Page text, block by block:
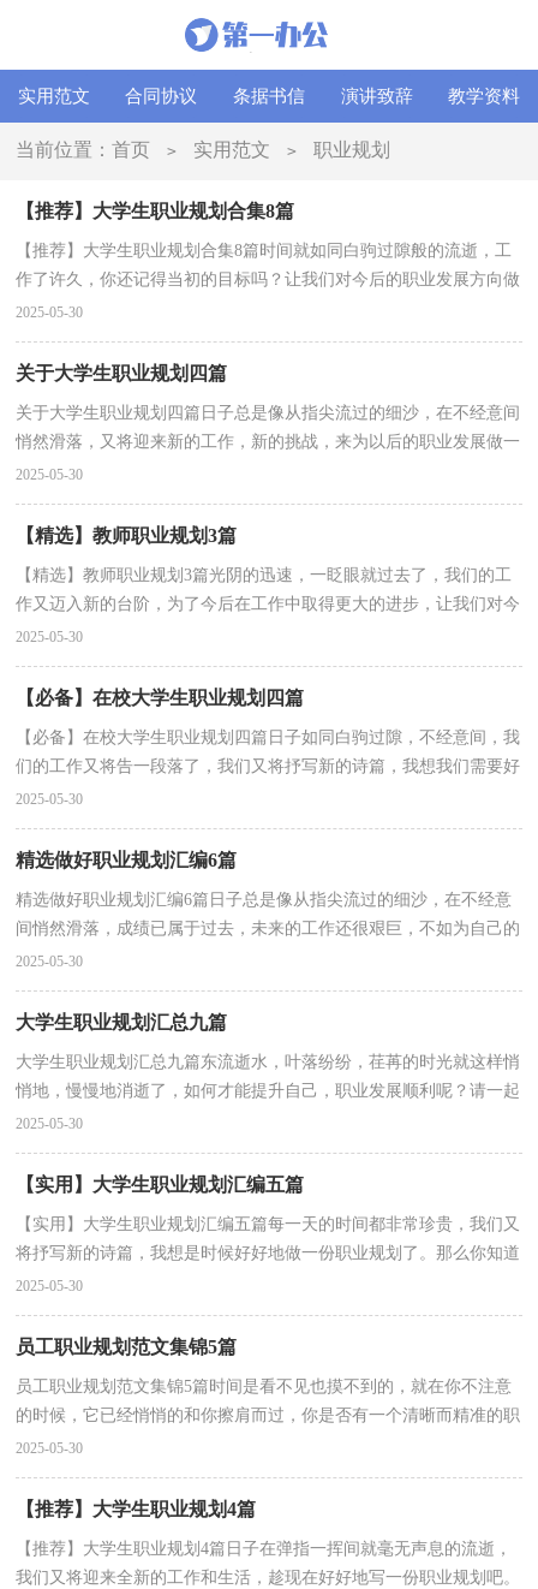
实用范文 合同协议 条据书信 演讲致辞 教学资料
当前位置：首页 > 实用范文 > 职业规划
【推荐】大学生职业规划合集8篇
【推荐】大学生职业规划合集8篇时间就如同白驹过隙般的流逝，工
作了许久，你还记得当初的目标吗？让我们对今后的职业发展方向做
个计划吧。好的职业规划是什么样的呢？下面是小编为...
2025-05-30
关于大学生职业规划四篇
关于大学生职业规划四篇日子总是像从指尖流过的细沙，在不经意间
悄然滑落，又将迎来新的工作，新的挑战，来为以后的职业发展做一
份职业规划吧。为了让您不再为做职业规划头疼，下面是...
2025-05-30
【精选】教师职业规划3篇
【精选】教师职业规划3篇光阴的迅速，一眨眼就过去了，我们的工
作又迈入新的台阶，为了今后在工作中取得更大的进步，让我们对今
后的职业发展方向做个计划吧。那么你真正懂得怎么写...
2025-05-30
【必备】在校大学生职业规划四篇
【必备】在校大学生职业规划四篇日子如同白驹过隙，不经意间，我
们的工作又将告一段落了，我们又将抒写新的诗篇，我想我们需要好
好地做个职业规划了。我们该怎么去写职业规划呢？以下...
2025-05-30
精选做好职业规划汇编6篇
精选做好职业规划汇编6篇日子总是像从指尖流过的细沙，在不经意
间悄然滑落，成绩已属于过去，未来的工作还很艰巨，不如为自己的
职业生涯做个规划吧。职业规划怎么写才能切实有效地...
2025-05-30
大学生职业规划汇总九篇
大学生职业规划汇总九篇东流逝水，叶落纷纷，荏苒的时光就这样悄
悄地，慢慢地消逝了，如何才能提升自己，职业发展顺利呢？请一起
努力，写一份职业规划吧。想必许多人都在为如何写好职业规...
2025-05-30
【实用】大学生职业规划汇编五篇
【实用】大学生职业规划汇编五篇每一天的时间都非常珍贵，我们又
将抒写新的诗篇，我想是时候好好地做一份职业规划了。那么你知道
职业规划是用什么方法吗？下面是小编帮大家整理的...
2025-05-30
员工职业规划范文集锦5篇
员工职业规划范文集锦5篇时间是看不见也摸不到的，就在你不注意
的时候，它已经悄悄的和你擦肩而过，你是否有一个清晰而精准的职
业方向了呢？我们需要好好的进行职业规划了。想必许...
2025-05-30
【推荐】大学生职业规划4篇
【推荐】大学生职业规划4篇日子在弹指一挥间就毫无声息的流逝，
我们又将迎来全新的工作和生活，趁现在好好地写一份职业规划吧。